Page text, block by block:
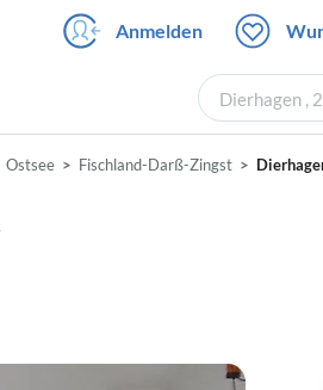
Anmelden
Dierhagen ,
Ostsee Fischland-Darß-Zingst